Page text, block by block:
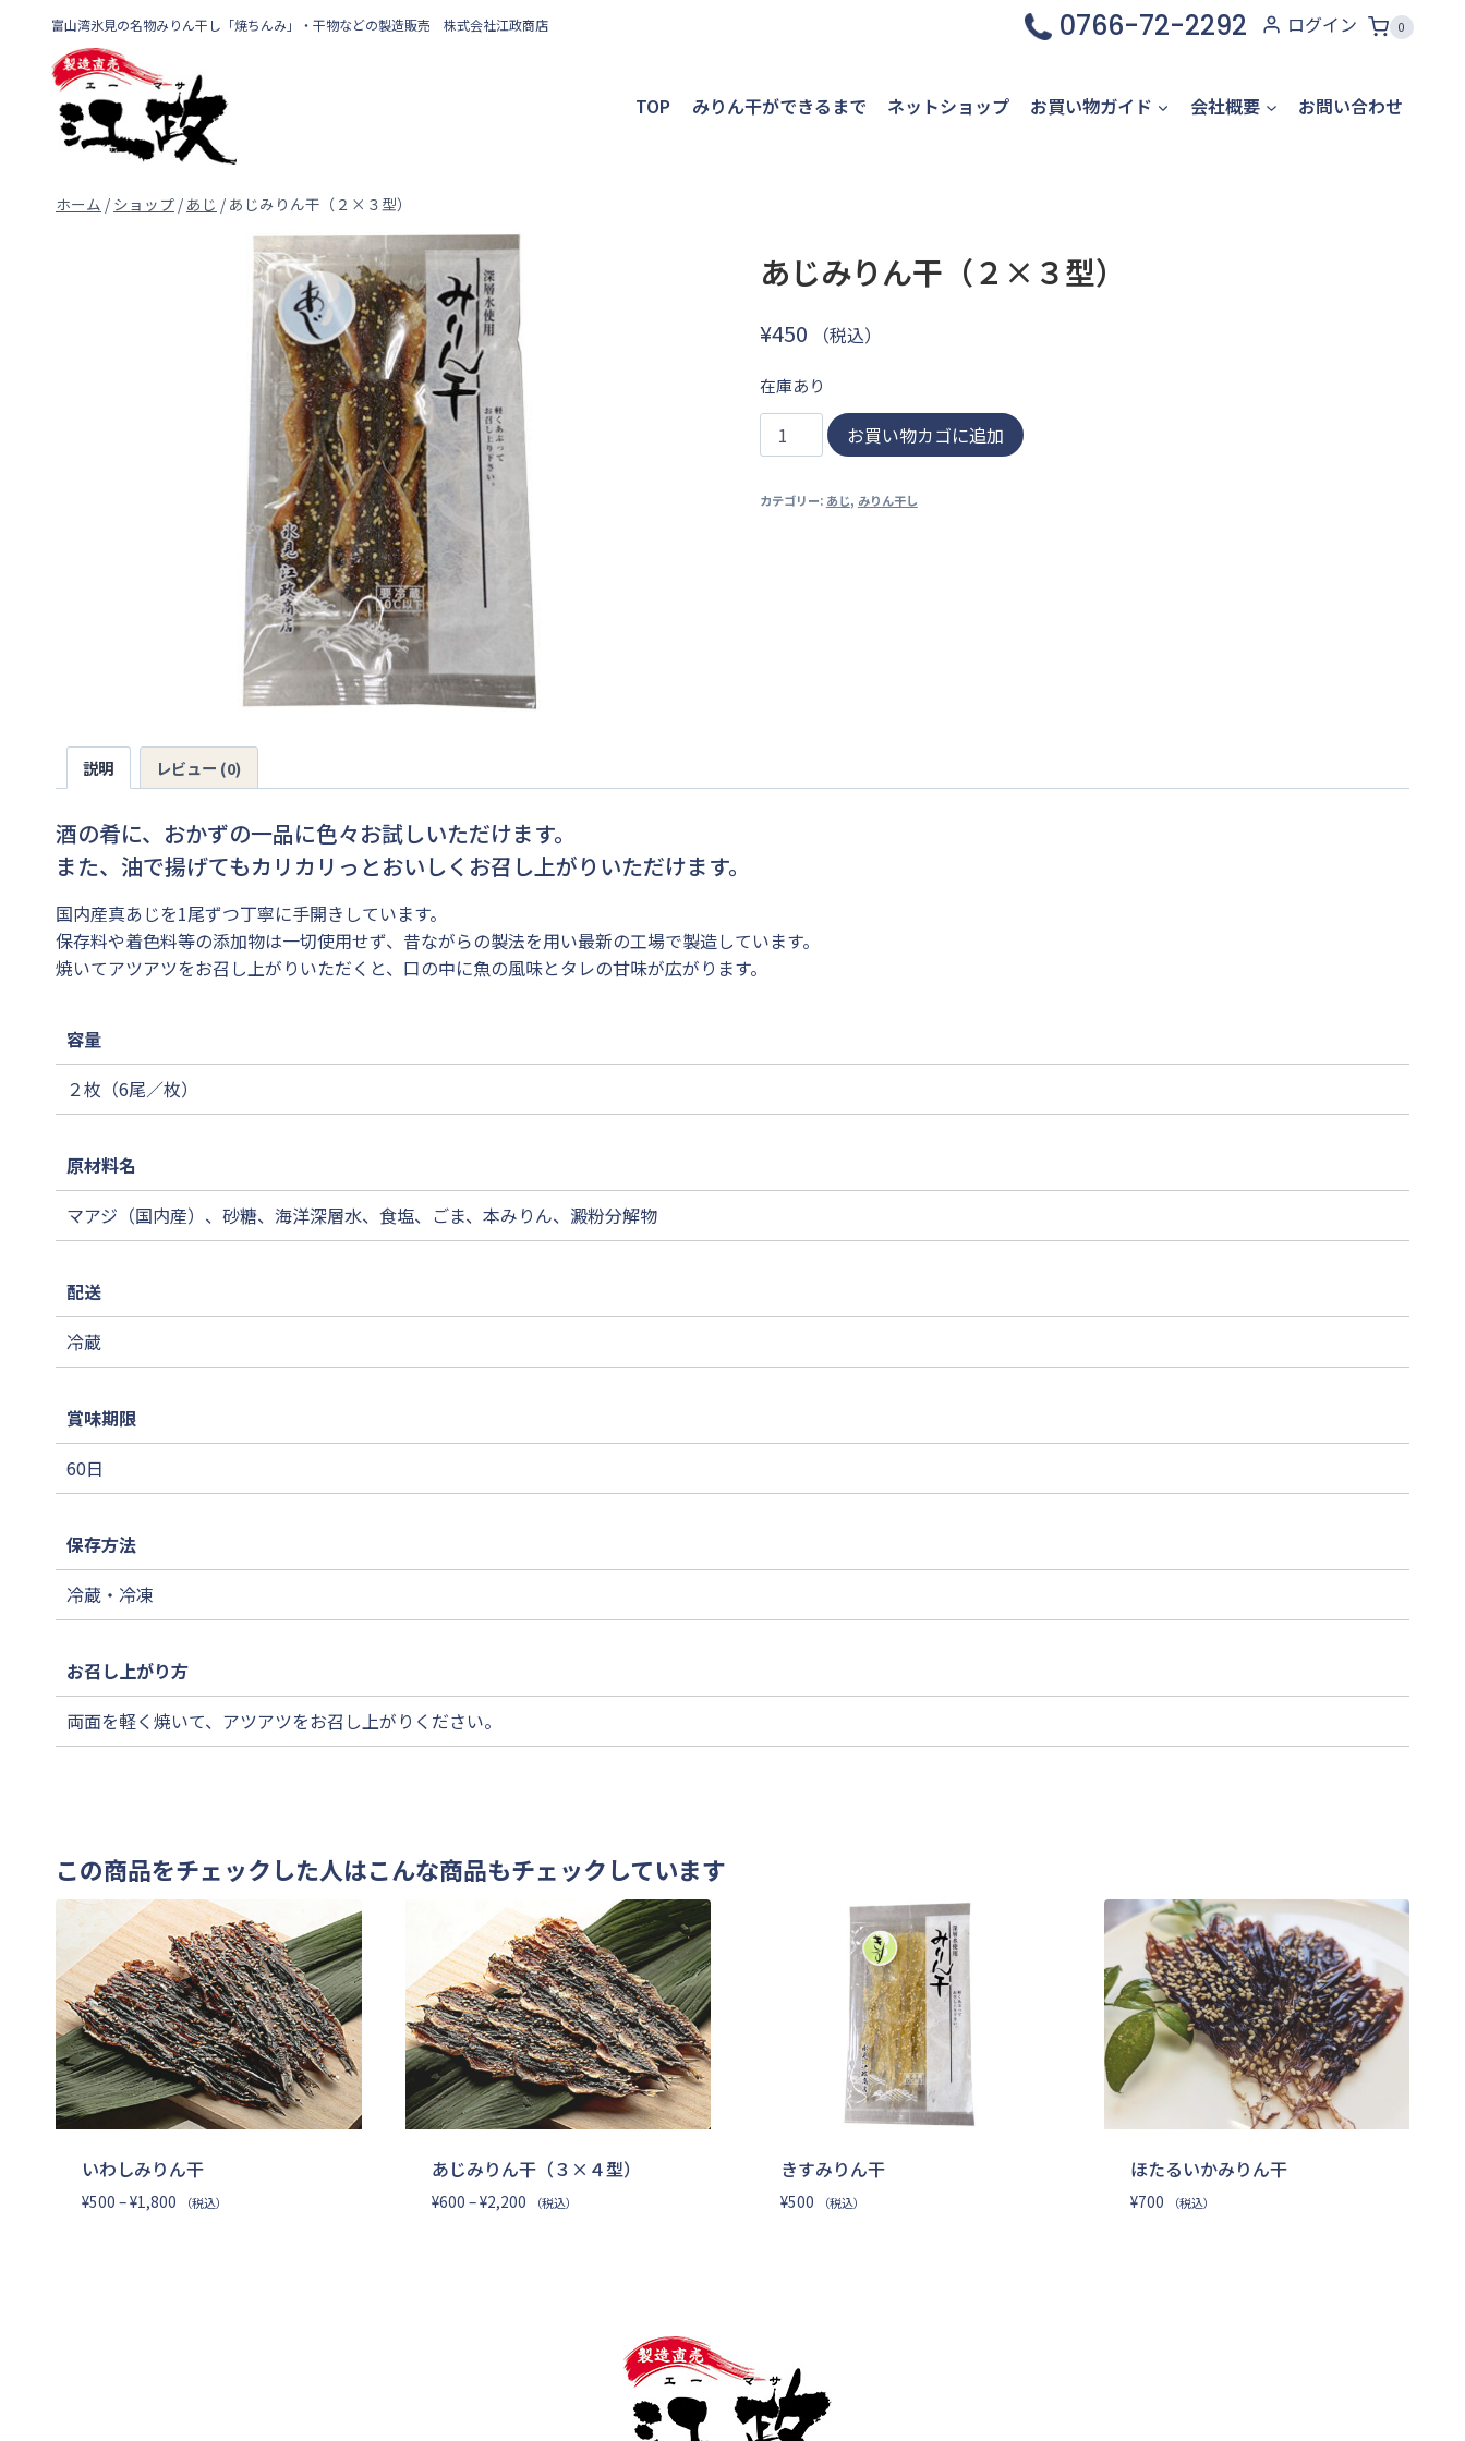
富山湾氷見の名物みりん干し「焼ちんみ」・干物などの製造販売 株式会社江政商店 0766-72-2292 ログイン 0
TOP みりん干ができるまで ネットショップ お買い物ガイド 会社概要 お問い合わせ
ホーム / ショップ / あじ / あじみりん干（２×３型）
あじみりん干（２×３型）
¥450 （税込）
在庫あり
じ
り
お買い物カゴに追加
カテゴリー: あじ, みりん干し
説明 レビュー (0)
酒の肴に、おかずの一品に色々お試しいただけます。
また、油で揚げてもカリカリっとおいしくお召し上がりいただけます。
国内産真あじを1尾ずつ丁寧に手開きしています。
保存料や着色料等の添加物は一切使用せず、昔ながらの製法を用い最新の工場で製造しています。
焼いてアツアツをお召し上がりいただくと、口の中に魚の風味とタレの甘味が広がります。
容量
２枚（6尾／枚）
原材料名
マアジ（国内産）、砂糖、海洋深層水、食塩、ごま、本みりん、澱粉分解物
配送
冷蔵
賞味期限
60日
保存方法
冷蔵・冷凍
お召し上がり方
両面を軽く焼いて、アツアツをお召し上がりください。
この商品をチェックした人はこんな商品もチェックしています
いわしみりん干
¥500 –¥1,800 価（税込）
あじみりん干（３×４型）
¥600 –¥2,200価（税込）
きすみりん干
¥500 （税込）
ほたるいかみりん干
¥700 （税込）